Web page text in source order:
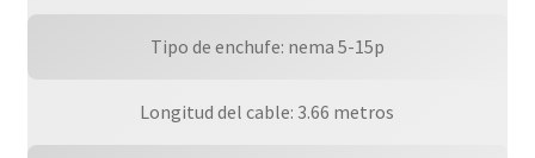
Tipo de enchufe: nema 5-15p
Longitud del cable: 3.66 metros